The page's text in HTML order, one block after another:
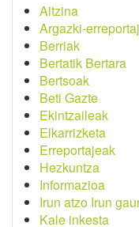
Aitzina
Argazki-
Berriak
Bertatik Bertara
Bertsoak
Beti Gazte
Ekintzaileak
Elkarrizketa
Erreportajeak
Hezkuntza
Informazioa
Irun atzo Irun
Kale inkesta